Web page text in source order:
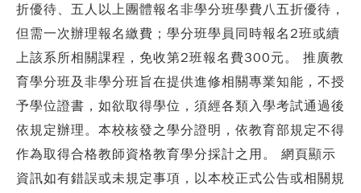
折優待、五人以上團體報名非學分班學費八五折優待，
但需一次辦理報名繳費；學分班學員同時報名2班或續
上該系所相關課程，免收第2班報名費300元。 推廣教
育學分班及非學分班旨在提供進修相關專業知能，不授
予學位證書，如欲取得學位，須經各類入學考試通過後
依規定辦理。本校核發之學分證明，依教育部規定不得
作為取得合格教師資格教育學分採計之用。 網頁顯示
資訊如有錯誤或未規定事項，以本校正式公告或相關規